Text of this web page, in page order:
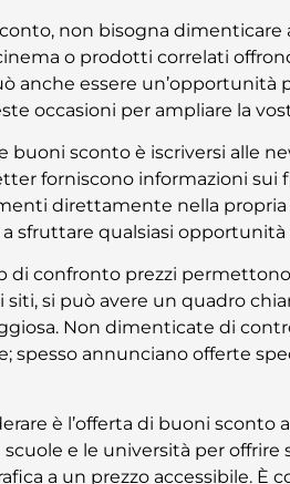
non bisogna
o prodotti correlati
anche essere
occasioni per ampliare la
buoni sconto è iscriversi alle
forniscono informazioni sui
direttamente nella
sfruttare qualsiasi opportunità
di confronto prezzi
si può avere un quadro
Non dimenticate di
spesso annunciano offerte
è l’offerta di buoni
e le università per
a un prezzo accessibile.